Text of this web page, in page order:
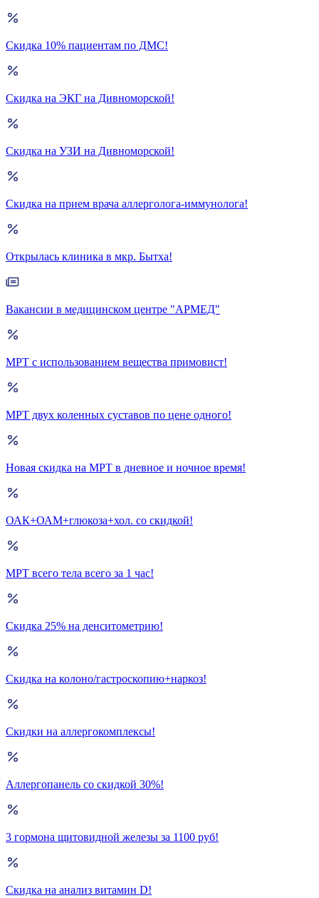
Скидка 10% пациентам по ДМС!
Скидка на ЭКГ на Дивноморской!
Скидка на УЗИ на Дивноморской!
Скидка на прием врача аллерголога-иммунолога!
Открылась клиника в мкр. Бытха!
Вакансии в медицинском центре "АРМЕД"
МРТ с использованием вещества примовист!
МРТ двух коленных суставов по цене одного!
Новая скидка на МРТ в дневное и ночное время!
ОАК+ОАМ+глюкоза+хол. со скидкой!
МРТ всего тела всего за 1 час!
Скидка 25% на денситометрию!
Скидка на колоно/гастроскопию+наркоз!
Скидки на аллергокомплексы!
Аллергопанель со скидкой 30%!
3 гормона щитовидной железы за 1100 руб!
Скидка на анализ витамин D!